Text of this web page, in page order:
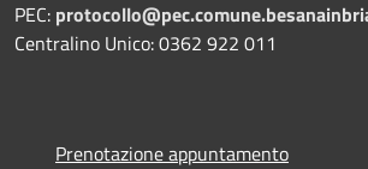
PEC:
Centralino Unico: 0362 922 011
Prenotazione appuntamento